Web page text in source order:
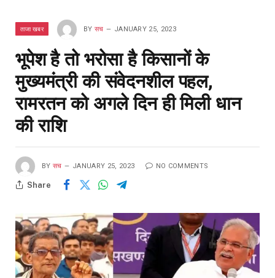
ताजा खबर BY सच JANUARY 25, 2023
भूपेश है तो भरोसा है किसानों के
मुख्यमंत्री की संवेदनशील पहल,
रामरतन को अगले दिन ही मिली धान
की राशि
BY सच JANUARY 25, 2023 NO COMMENTS
Share